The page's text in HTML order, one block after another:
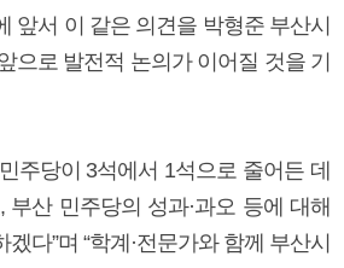
앞서 이 같은 의견을 박형준 부산시
으로 발전적 논의가 이어질 것을 기
주당이 3석에서 1석으로 줄어든 데
부산 민주당의 성과·과오 등에 대해
다”며 “학계·전문가와 함께 부산시